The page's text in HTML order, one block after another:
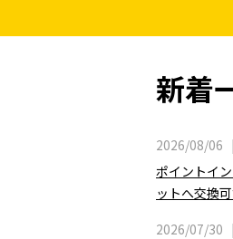
新着
2026/08/06
ポイントイ
ットへ交換
2026/07/30